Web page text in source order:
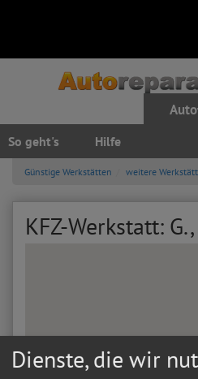
So geht's Hilfe
Günstige Werkstätten weitere
KFZ-Werkstatt:
Dienste, die wir